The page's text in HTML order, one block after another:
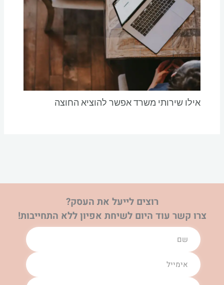
אילו שירותי משרד אפשר להוציא החוצה
רוצים לייעל את העסק?
צרו קשר עוד היום לשיחת אפיון ללא התחייבות!